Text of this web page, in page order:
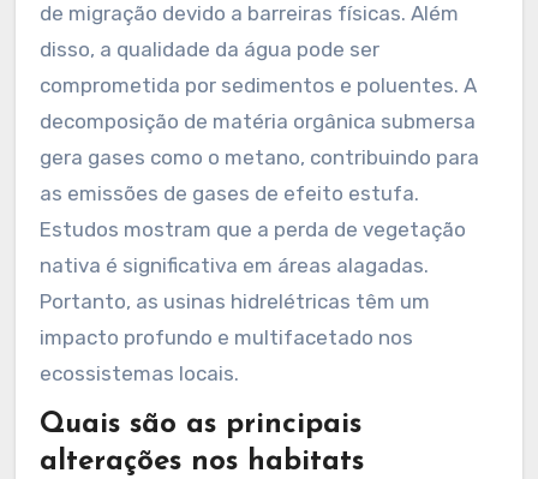
de migração devido a barreiras físicas. Além
disso, a qualidade da água pode ser
comprometida por sedimentos e poluentes. A
decomposição de matéria orgânica submersa
gera gases como o metano, contribuindo para
as emissões de gases de efeito estufa.
Estudos mostram que a perda de vegetação
nativa é significativa em áreas alagadas.
Portanto, as usinas hidrelétricas têm um
impacto profundo e multifacetado nos
ecossistemas locais.
Quais são as principais
alterações nos habitats